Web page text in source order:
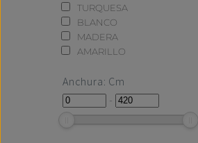
TURQUESA
BLANCO
MADERA
AMARILLO
Anchura: Cm
-